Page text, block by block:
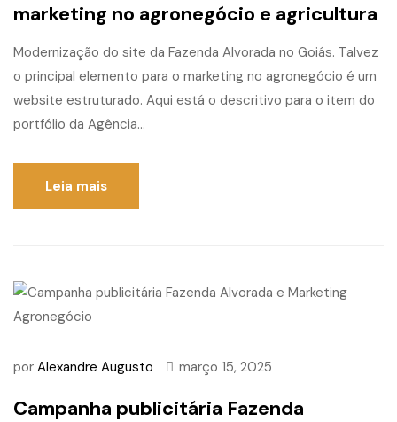
marketing no agronegócio e agricultura
Modernização do site da Fazenda Alvorada no Goiás. Talvez
o principal elemento para o marketing no agronegócio é um
website estruturado. Aqui está o descritivo para o item do
portfólio da Agência...
Leia mais
por Alexandre Augusto março 15, 2025
Campanha publicitária Fazenda